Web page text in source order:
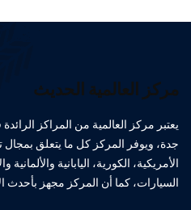
مركز العالمية الحديث
يعتبر مركز العالمية من المراكز
جدة، ويوفر المركز كل ما يتعلق بمجال
الأمريكية، الكورية، اليابانية
السيارات، كما أن المركز مجهز بأحدث